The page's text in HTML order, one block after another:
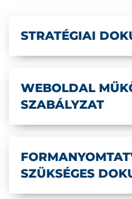
STRATÉGIAI
WEBOLDAL
SZABÁLYZAT
SZÜKSÉGES